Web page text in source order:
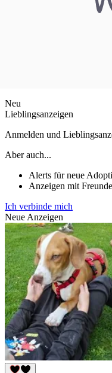
Neu
Lieblingsanzeigen
Anmelden und
Aber auch...
Alerts für neue
Anzeigen mit
Ich verbinde mich
Neue Anzeigen